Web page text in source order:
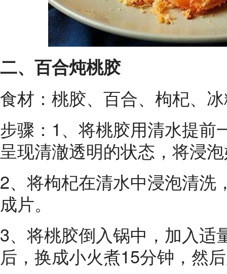
二、百合炖桃胶
食材：桃胶、百合、枸杞、
步骤：1、将桃胶用清水提前
呈现清澈透明的状态，将浸
2、将枸杞在清水中浸泡清洗
成片。
3、将桃胶倒入锅中，加入适
后，换成小火煮15分钟，然